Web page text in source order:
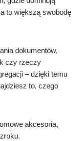
to większą swobodę
dokumentów,
czy rzeczy
– dzięki temu
to, czego
akcesoria,